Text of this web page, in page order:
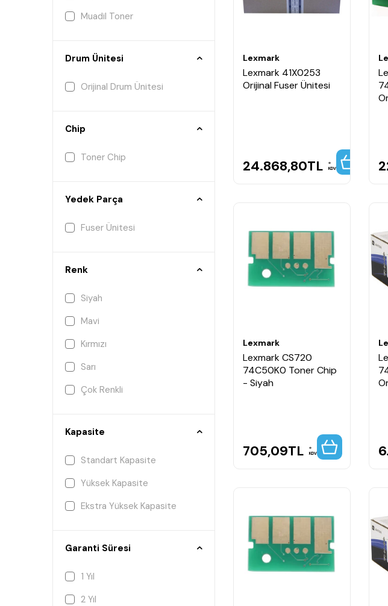
Muadil Toner
Drum Ünitesi
Orijinal Drum Ünitesi
Chip
Toner Chip
Yedek Parça
Fuser Ünitesi
Renk
Siyah
Mavi
Kırmızı
Sarı
Çok Renkli
Kapasite
Standart Kapasite
Yüksek Kapasite
Ekstra Yüksek Kapasite
Garanti Süresi
1 Yıl
2 Yıl
Lexmark
Lexmark 41X0253
Orijinal Fuser Ünitesi
24.868,80TL KDV
Lexmark
Lexmark CS720
74C50K0 Toner Chip
- Siyah
705,09TL KDV